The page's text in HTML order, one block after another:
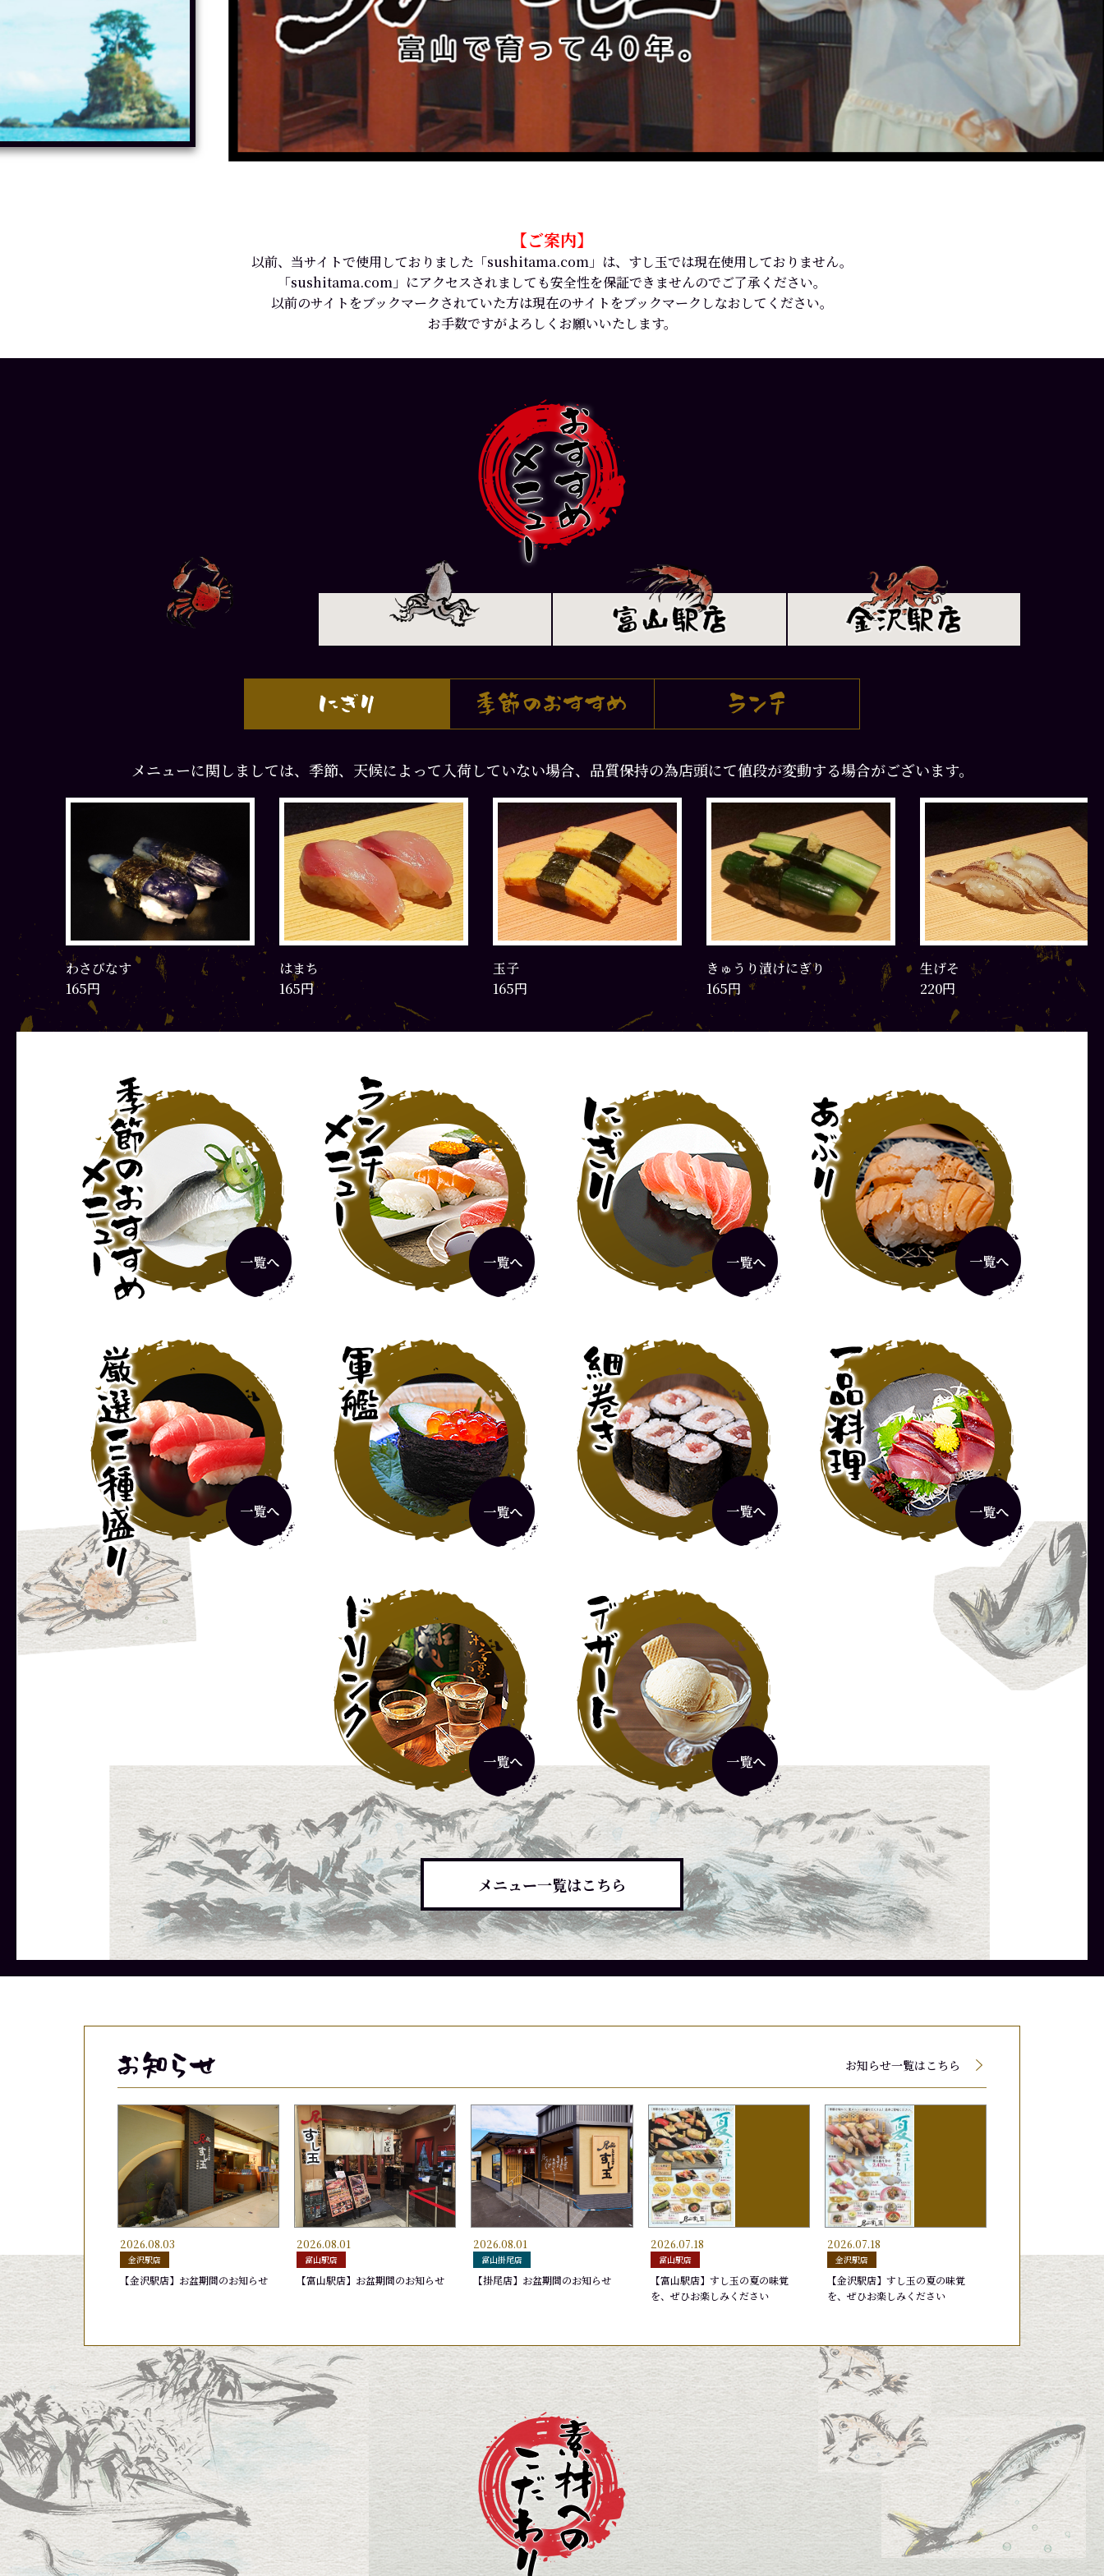
【ご案内】
以前、当サイトで使用しておりました「sushitama.com」は、すし玉では現在使用しておりません。
「sushitama.com」にアクセスされましても安全性を保証できませんのでご了承ください。
以前のサイトをブックマークされていた方は現在のサイトをブックマークしなおしてください。
お手数ですがよろしくお願いいたします。
メニューに関しましては、季節、天候によって入荷していない場合、品質保持の為店頭にて値段が変動する場合がございます。
わさびなす
165円
はまち
165円
玉子
165円
きゅうり漬けにぎり
165円
生げそ
220円
グルメランチ
1,320円
彩りランチ
1,870円
厳選ランチ
2,420円
メニュー一覧はこちら
メニューに関しましては、季節、天候によって入荷していない場合、品質保持の為店頭にて値段が変動する場合がございます。
165円
きゅうり漬けにぎり
165円
いなり
165円
おまかせ10貫盛り 2,420円 日替りランチ 1,650円
メニューに関しましては、季節、天候によって入荷していない場合、品質保持の為店頭にて値段が変動する場合がございます。
220円
ゆでげそ
220円
ふくらぎ
275円
おすすめ11貫盛り かがやき７(セブン)
メニューに関しましては、季節、天候によって入荷していない場合、品質保持の為店頭にて値段が変動する場合がございます。
165円
はまち
165円
玉子
165円
あおりいか
440円
天然ブリ
440円
ほたるいか沖漬け
440円
あかいか
440円
天然ブリトロ
550円
グルメ盛り
1,540円
旬鮮かがやき盛り
1,760円
お勧め７選 加賀雅
2,090円
厳選すし玉盛り
2,530円
特選北陸盛り
2,750円
お知らせ一覧はこちら
2026.08.03
金沢駅店
【金沢駅店】お盆期間のお知らせ
2026.08.01
富山駅店
【富山駅店】お盆期間のお知らせ
2026.08.01
富山掛尾店
【掛尾店】お盆期間のお知らせ
2026.07.18
富山駅店
【富山駅店】すし玉の夏の味覚
を、ぜひお楽しみください
2026.07.18
金沢駅店
【金沢駅店】すし玉の夏の味覚
を、ぜひお楽しみください